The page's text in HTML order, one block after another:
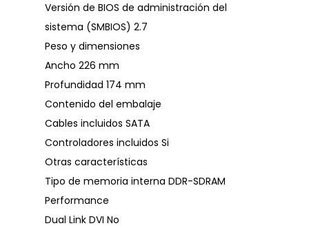
Versión de BIOS de administración del
sistema (SMBIOS) 2.7
Peso y dimensiones
Ancho 226 mm
Profundidad 174 mm
Contenido del embalaje
Cables incluidos SATA
Controladores incluidos Si
Otras características
Tipo de memoria interna DDR-SDRAM
Performance
Dual Link DVI No